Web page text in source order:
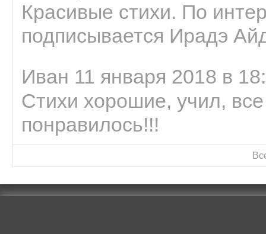
Красивые стихи. По
подписывается Ирадэ
Иван 11 января 2018 в
Стихи хорошие, учил,
понравилось!!!